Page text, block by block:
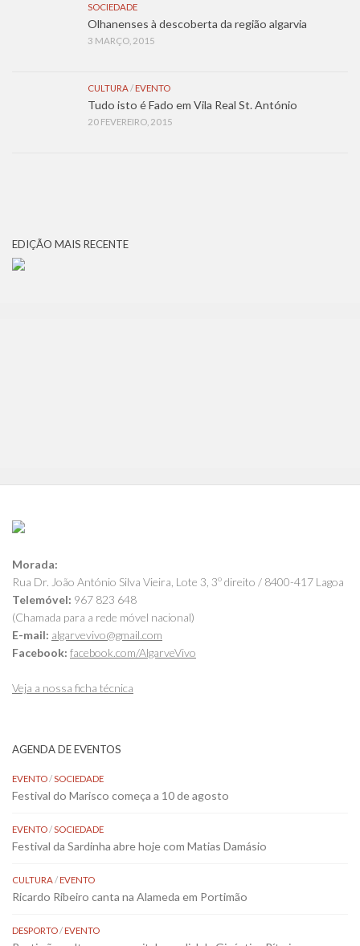
SOCIEDADE
Olhanenses à descoberta da região algarvia
3 MARÇO, 2015
CULTURA / EVENTO
Tudo isto é Fado em Vila Real St. António
20 FEVEREIRO, 2015
EDIÇÃO MAIS RECENTE
Morada:
Rua Dr. João António Silva Vieira, Lote 3, 3º direito / 8400-417 Lagoa
Telemóvel: 967 823 648
(Chamada para a rede móvel nacional)
E-mail: algarvevivo@gmail.com
Facebook: facebook.com/AlgarveVivo
Veja a nossa ficha técnica
AGENDA DE EVENTOS
EVENTO/SOCIEDADE
Festival do Marisco começa a 10 de agosto
EVENTO/SOCIEDADE
Festival da Sardinha abre hoje com Matias Damásio
CULTURA/EVENTO
Ricardo Ribeiro canta na Alameda em Portimão
DESPORTO/EVENTO